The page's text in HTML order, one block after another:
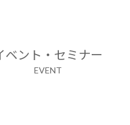
ベント・セミナー
EVENT